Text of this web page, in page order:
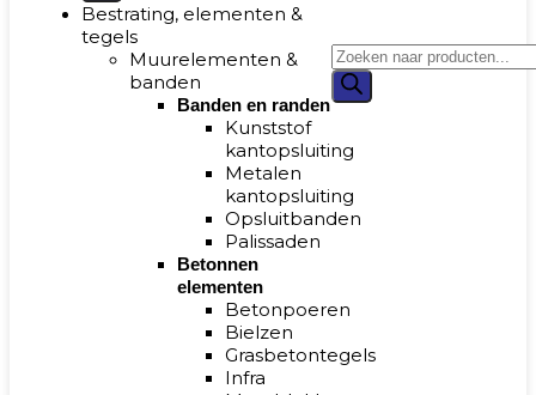
Bestrating, elementen &
tegels
Muurelementen &
banden
Banden en randen
Kunststof
kantopsluiting
Metalen
kantopsluiting
Opsluitbanden
Palissaden
Betonnen
elementen
Betonpoeren
Bielzen
Grasbetontegels
Infra